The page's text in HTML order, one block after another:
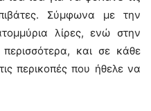
Σύμφωνα με την
λίρες, ενώ στην
και σε κάθε
περικοπές που ήθελε να